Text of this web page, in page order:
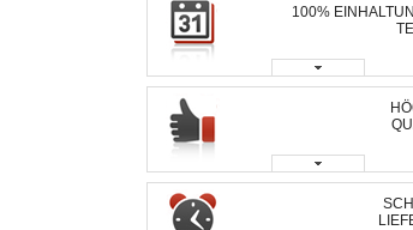
100%